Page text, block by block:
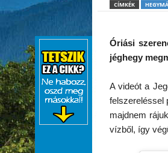
CÍMKÉK
Óriási
jéghegy
A videót a
felszereléssel
majdnem
vízből, így